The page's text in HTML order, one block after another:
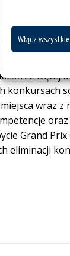
Włącz
edycji
Wydziale
Dętej
konkursach
wraz
Grand
eliminacji